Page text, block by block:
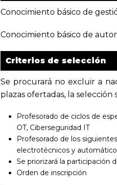
Conocimiento básico de
Conocimiento básico de
Criterios de selección
Se procurará no excluir a
plazas ofertadas, la
Profesorado de ciclos de
OT, Ciberseguridad IT
Profesorado de los
electrotécnicos y
Se priorizará la participación
Orden de inscripción